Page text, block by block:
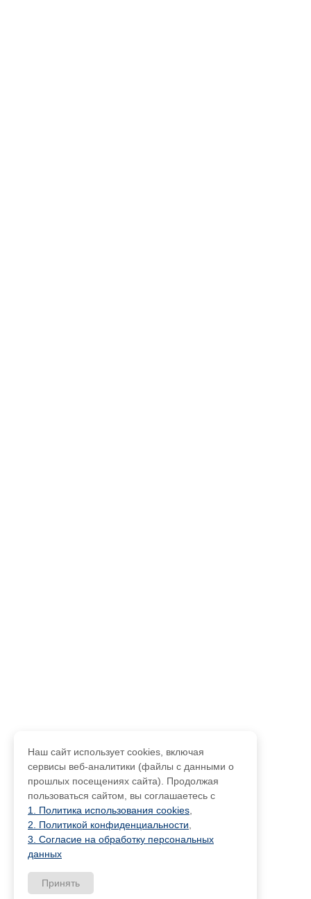
Наш сайт использует cookies, включая
сервисы веб-аналитики (файлы с данными о
прошлых посещениях сайта). Продолжая
пользоваться сайтом, вы соглашаетесь с
1. Политика использования cookies
2. Политикой конфиденциальности
3. Согласие на обработку персональных
данных
Принять